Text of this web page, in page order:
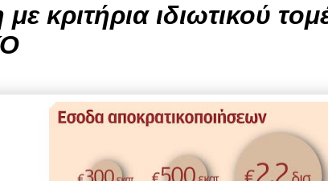
με κριτήρια ιδιωτικού